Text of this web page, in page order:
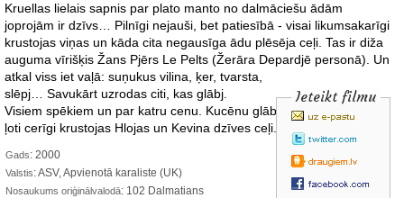
Kruellas lielais sapnis par plato manto no dalmāciešu ādām
joprojām ir dzīvs… Pilnīgi nejauši, bet patiesībā - visai likumsakarīgi
krustojas viņas un kāda cita negausīga ādu plēsēja ceļi. Tas ir diža
auguma vīrišķis Žans Pjērs Le Pelts (Žerāra Depardjē personā). Un
atkal viss iet vaļā: suņukus vilina, ķer, tvarsta,
slēpj… Savukārt uzrodas citi, kas glābj.
Visiem spēkiem un par katru cenu. Kucēnu glābšanas pasākumos
ļoti cerīgi krustojas Hlojas un Kevina dzīves ceļi.
Ieteikt filmu
Gads: 2000
Valstis: ASV, Apvienotā karaliste (UK)
Nosaukums oriģinālvalodā: 102 Dalmatians